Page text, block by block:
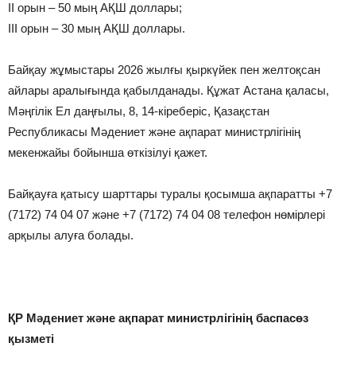
II орын – 50 мың АҚШ доллары;
III орын – 30 мың АҚШ доллары.
Байқау жұмыстары 2026 жылғы қыркүйек пен желтоқсан
айлары аралығында қабылданады. Құжат Астана қаласы,
Мәңгілік Ел даңғылы, 8, 14-кіреберіс, Қазақстан
Республикасы Мәдениет және ақпарат министрлігінің
мекенжайы бойынша өткізілуі қажет.
Байқауға қатысу шарттары туралы қосымша ақпаратты +7
(7172) 74 04 07 және +7 (7172) 74 04 08 телефон нөмірлері
арқылы алуға болады.
ҚР Мәдениет және ақпарат министрлігінің баспасөз
қызметі